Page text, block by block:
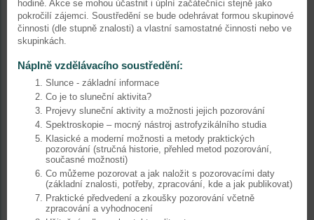
hodině. Akce se mohou účastnit i úplní začátečníci stejně jako
pokročilí zájemci. Soustředění se bude odehrávat formou skupinové
činnosti (dle stupně znalosti) a vlastní samostatné činnosti nebo ve
skupinkách.
Náplně vzdělávacího soustředění:
Slunce - základní informace
Co je to sluneční aktivita?
Projevy sluneční aktivity a možnosti jejich pozorování
Spektroskopie – mocný nástroj astrofyzikálního studia
Klasické a moderní možnosti a metody praktických
pozorování (stručná historie, přehled metod pozorování,
současné možnosti)
Co můžeme pozorovat a jak naložit s pozorovacími daty
(základní znalosti, potřeby, zpracování, kde a jak publikovat)
Praktické předvedení a zkoušky pozorování včetně
zpracování a vyhodnocení